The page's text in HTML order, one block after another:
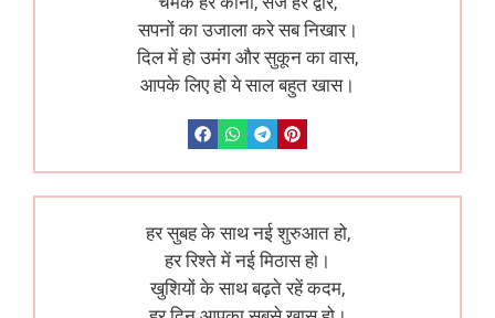
सपनों का उजाला करे सब निखार।
दिल में हो उमंग और सुकून का वास,
आपके लिए हो ये साल बहुत खास।
हर सुबह के साथ नई शुरुआत हो,
हर रिश्ते में नई मिठास हो।
खुशियों के साथ बढ़ते रहें कदम,